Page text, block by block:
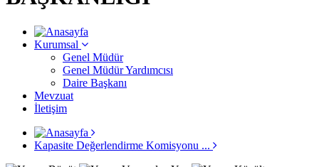
Kurumsal
Genel Müdür
Genel Müdür Yardımcısı
Daire Başkanı
Mevzuat
İletişim
Kapasite Değerlendirme Komisyonu ...